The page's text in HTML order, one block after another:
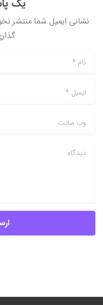
یک
نشانی ایمیل شما منتشر
نام*
ایمیل *
وب سایت
دیدگاه